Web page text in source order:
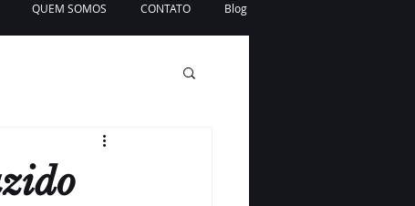
QUEM SOMOS CONTATO Blog